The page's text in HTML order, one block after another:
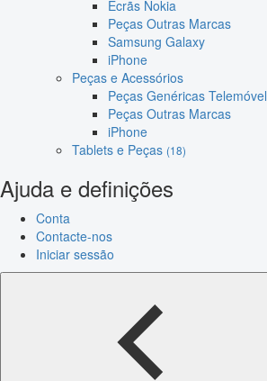
Ecrãs Nokia
Peças Outras Marcas
Samsung Galaxy
iPhone
Peças e Acessórios
Peças Genéricas Telemóvel
Peças Outras Marcas
iPhone
Tablets e Peças (18)
Ajuda e definições
Conta
Contacte-nos
Iniciar sessão